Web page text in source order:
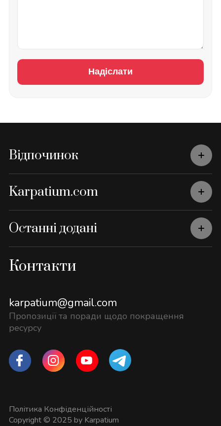
Надіслати
Відпочинок
Karpatium.com
Останні додані
Контакти
karpatium@gmail.com
Пропозиції та поради щодо покращення
ресурсу
Політика Конфіденційності
Copyright © 2025 by Karpatium